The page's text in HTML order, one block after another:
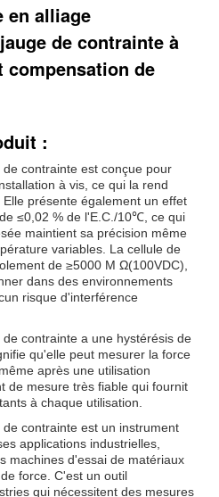
en alliage
de contrainte à
compensation de
:
contrainte est conçue pour
à vis, ce qui la rend
présente également un effet
≤0,02 % de l'E.C./10℃, ce qui
maintient sa précision même
variables. La cellule de
de ≥5000 M Ω(100VDC),
dans des environnements
risque d'interférence
contrainte a une hystérésis de
qu'elle peut mesurer la force
après une utilisation
de mesure très fiable qui fournit
à chaque utilisation.
contrainte est un instrument
applications industrielles,
machines d'essai de matériaux
force. C'est un outil
qui nécessitent des mesures